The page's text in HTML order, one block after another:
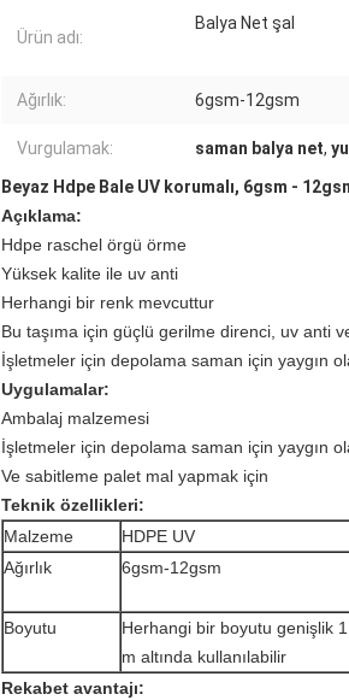
Ürün adı:
Balya Net şal
Ağırlık: 6gsm-12gsm
Vurgulamak: saman balya net,
Beyaz Hdpe Bale UV korumalı, 6gsm -
Açıklama:
Hdpe raschel örgü örme
Yüksek kalite ile uv anti
Herhangi bir renk mevcuttur
Bu taşıma için güçlü gerilme direnci, uv anti
İşletmeler için depolama saman için yaygın
Uygulamalar:
Ambalaj malzemesi
İşletmeler için depolama saman için yaygın
Ve sabitleme palet mal yapmak için
Teknik özellikleri:
Malzeme
HDPE UV
Ağırlık
6gsm-12gsm
Boyutu
Herhangi bir boyutu genişlik
m altında kullanılabilir
Rekabet avantajı: